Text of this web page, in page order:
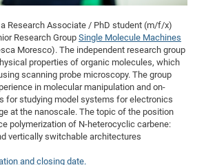
Research Associate / PhD student (m/f/x)
Research Group Single Molecule Machines
Moresco). The independent research group
properties of organic molecules, which
scanning probe microscopy. The group
in molecular manipulation and on-
for studying model systems for electronics
at the nanoscale. The topic of the position
polymerization of N-heterocyclic carbene:
vertically switchable architectures
and closing date.